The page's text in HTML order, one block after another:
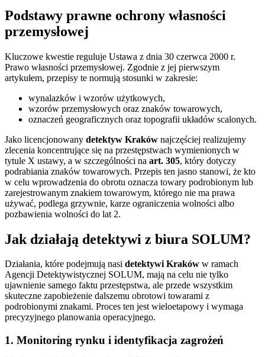
Podstawy prawne ochrony własności
przemysłowej
Kluczowe kwestie reguluje Ustawa z dnia 30 czerwca 2000 r.
Prawo własności przemysłowej. Zgodnie z jej pierwszym
artykułem, przepisy te normują stosunki w zakresie:
wynalazków i wzorów użytkowych,
wzorów przemysłowych oraz znaków towarowych,
oznaczeń geograficznych oraz topografii układów scalonych.
Jako licencjonowany detektyw Kraków najczęściej realizujemy
zlecenia koncentrujące się na przestępstwach wymienionych w
tytule X ustawy, a w szczególności na art. 305, który dotyczy
podrabiania znaków towarowych. Przepis ten jasno stanowi, że kto
w celu wprowadzenia do obrotu oznacza towary podrobionym lub
zarejestrowanym znakiem towarowym, którego nie ma prawa
używać, podlega grzywnie, karze ograniczenia wolności albo
pozbawienia wolności do lat 2.
Jak działają detektywi z biura SOLUM?
Działania, które podejmują nasi detektywi Kraków w ramach
Agencji Detektywistycznej SOLUM, mają na celu nie tylko
ujawnienie samego faktu przestępstwa, ale przede wszystkim
skuteczne zapobieżenie dalszemu obrotowi towarami z
podrobionymi znakami. Proces ten jest wieloetapowy i wymaga
precyzyjnego planowania operacyjnego.
1. Monitoring rynku i identyfikacja zagrożeń